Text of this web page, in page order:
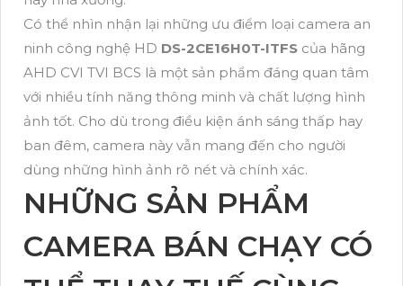
Có thể nhìn nhận lại những ưu điểm loại camera an
ninh công nghệ HD DS-2CE16H0T-ITFS của hãng
AHD CVI TVI BCS là một sản phẩm đáng quan tâm
với nhiều tính năng thông minh và chất lượng hình
ảnh tốt. Cho dù trong điều kiện ánh sáng thấp hay
ban đêm, camera này vẫn mang đến cho người
dùng những hình ảnh rõ nét và chính xác.
NHỮNG SẢN PHẨM
CAMERA BÁN CHẠY CÓ